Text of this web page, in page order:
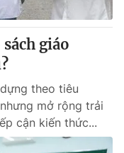
Quốc Thắng,
355 932
giáo
theo tiêu
mở rộng trải
cận kiến thức...